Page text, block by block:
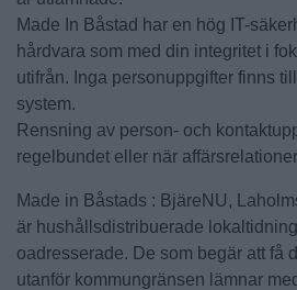
Made In Båstad har en hög IT-
hårdvara som med din integritet i
utifrån. Inga personuppgifter finns
system.
Rensning av person- och
regelbundet eller när
Made in Båstads : BjäreNU,
är hushållsdistribuerade
oadresserade. De som begär att få
utanför kommungränsen lämnar